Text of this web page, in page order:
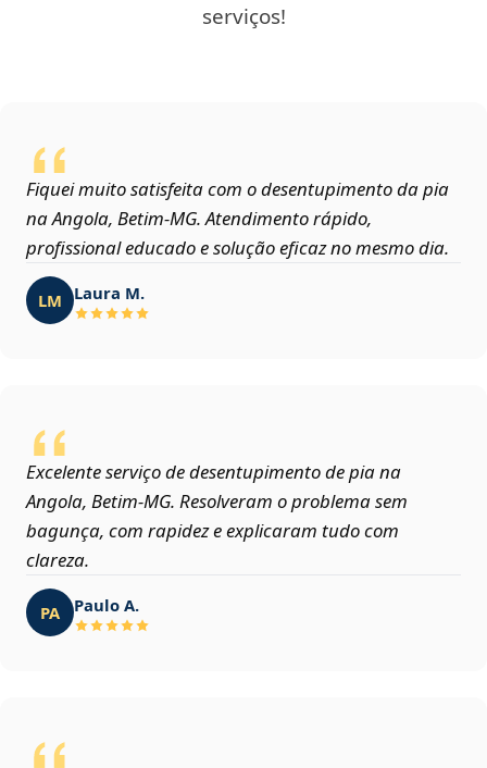
serviços!
Fiquei muito satisfeita com o desentupimento da pia
na Angola, Betim‑MG. Atendimento rápido,
profissional educado e solução eficaz no mesmo dia.
LM Laura M.
Excelente serviço de desentupimento de pia na
Angola, Betim‑MG. Resolveram o problema sem
bagunça, com rapidez e explicaram tudo com
clareza.
PA Paulo A.